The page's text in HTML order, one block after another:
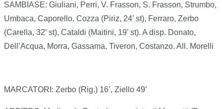
SAMBIASE: Giuliani, Perri, V. Frasson, S. Frasson, Strumbo,
Umbaca, Caporello, Cozza (Piriz, 24’ st), Ferraro, Zerbo
(Carella, 32’ st), Cataldi (Maitini, 19’ st). A disp. Donato,
Dell’Acqua, Morra, Gassama, Tiveron, Costanzo. All. Morelli
MARCATORI: Zerbo (Rig.) 16’, Ziello 49’